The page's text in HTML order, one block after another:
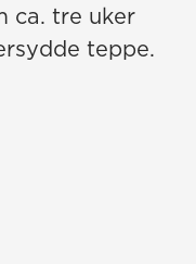
ca. tre uker
teppe.